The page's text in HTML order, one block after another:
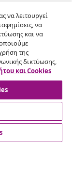
να λειτουργεί
να
και να
της
δικτύωσης,
και Cookies